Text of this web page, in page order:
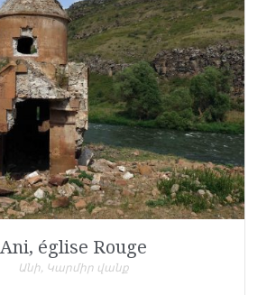
Ani, église Rouge
Անի, Կարմիր վանք